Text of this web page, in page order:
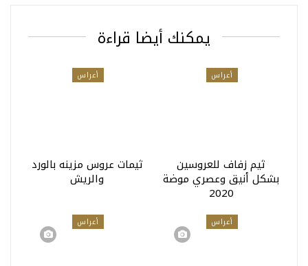
يمكنك أيضا قراءة
أعراس
ثيم زفاف للعروسين
بشكل أنيق وعصري موضة
2020
أعراس
ثيمات عروس مزينه بالورد
والريش
أعراس أعراس